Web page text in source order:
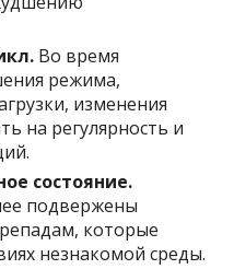
Во время
режима,
изменения
на регулярность и
состояние.
подвержены
которые
незнакомой среды.